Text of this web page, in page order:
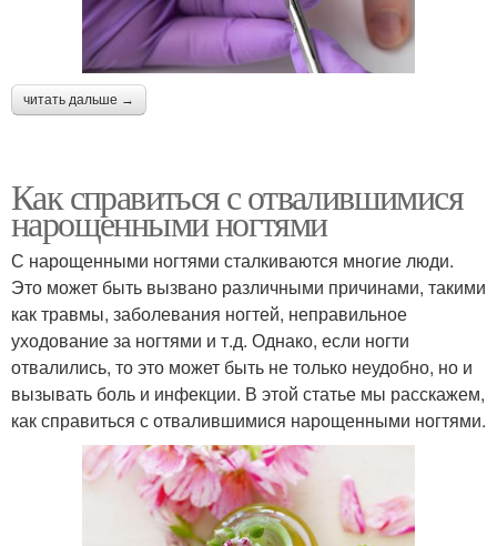
читать дальше →
Как справиться с отвалившимися
нарощенными ногтями
С нарощенными ногтями сталкиваются многие люди.
Это может быть вызвано различными причинами, такими
как травмы, заболевания ногтей, неправильное
уходование за ногтями и т.д. Однако, если ногти
отвалились, то это может быть не только неудобно, но и
вызывать боль и инфекции. В этой статье мы расскажем,
как справиться с отвалившимися нарощенными ногтями.